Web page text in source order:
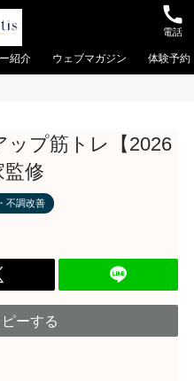
電話
紹介 ウェブマガジン 体験予約
ップ筋トレ【2026
監修
不調改善
ーする